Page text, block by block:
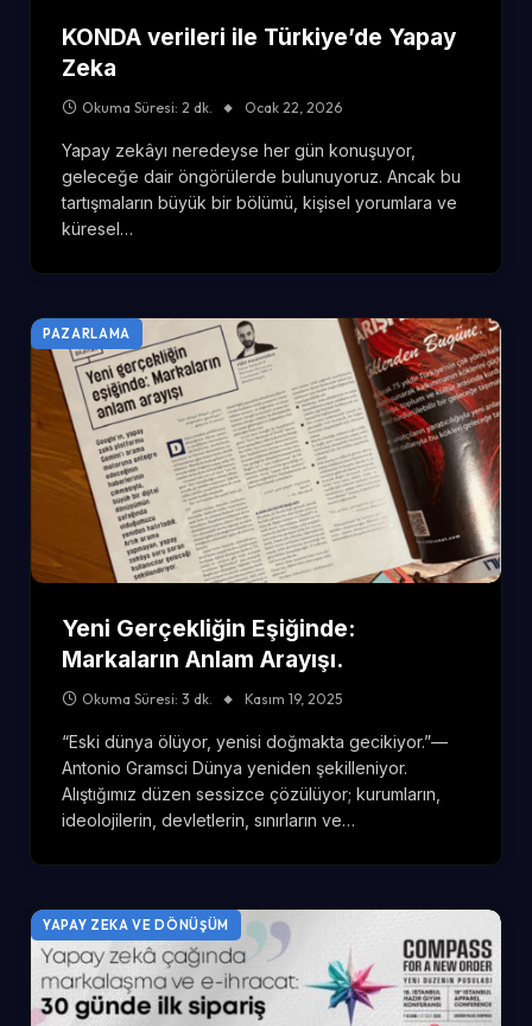
KONDA verileri ile Türkiye’de Yapay
Zeka
Okuma Süresi: 2 dk. Ocak 22, 2026
Yapay zekâyı neredeyse her gün konuşuyor,
geleceğe dair öngörülerde bulunuyoruz. Ancak bu
tartışmaların büyük bir bölümü, kişisel yorumlara ve
küresel…
PAZARLAMA
Yeni Gerçekliğin Eşiğinde:
Markaların Anlam Arayışı.
Okuma Süresi: 3 dk. Kasım 19, 2025
“Eski dünya ölüyor, yenisi doğmakta gecikiyor.”—
Antonio Gramsci Dünya yeniden şekilleniyor.
Alıştığımız düzen sessizce çözülüyor; kurumların,
ideolojilerin, devletlerin, sınırların ve…
YAPAY ZEKA VE DÖNÜŞÜM